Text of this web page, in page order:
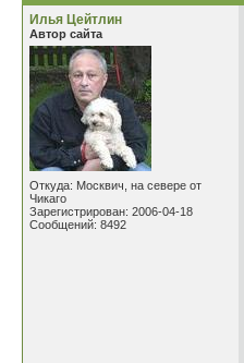
Илья Цейтлин
Автор сайта
Откуда: Москвич, на севере от
Чикаго
Зарегистрирован: 2006-04-18
Сообщений: 8492